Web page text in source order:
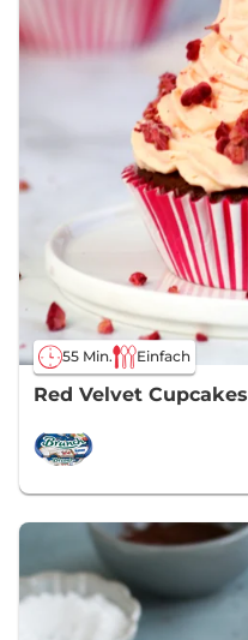
55 Min. Einfach
Red Velvet Cupcakes